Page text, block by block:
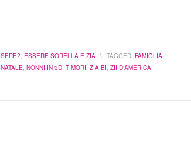
, ESSERE SORELLA E ZIA \ TAGGED: FAMIGLIA,
NATALE, NONNI IN 3D, TIMORI, ZIA BI, ZII D'AMERICA